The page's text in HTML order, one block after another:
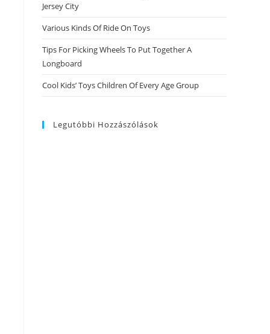
Jersey City
Various Kinds Of Ride On Toys
Tips For Picking Wheels To Put Together A
Longboard
Cool Kids’ Toys Children Of Every Age Group
Legutóbbi Hozzászólások